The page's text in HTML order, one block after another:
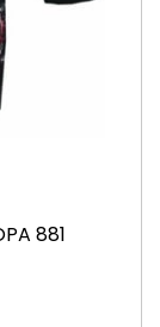
881